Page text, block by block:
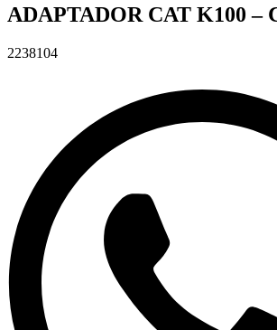
ADAPTADOR CAT K100 –
2238104